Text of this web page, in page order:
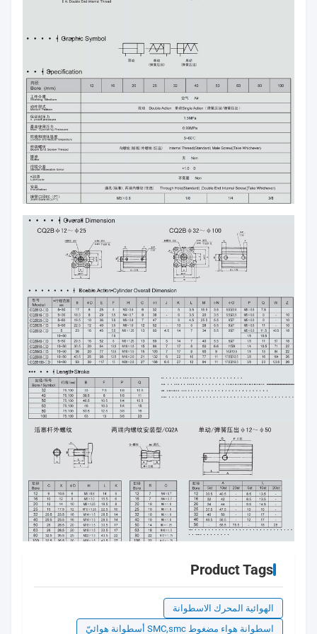
Product Tags
الهوائية المحرك الاسطوانة
اسطوانة هواء مضغوط SMC,smc أسطوانة هوائيّ